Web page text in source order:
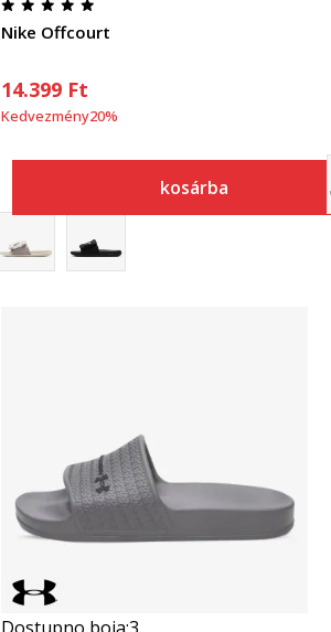
Nike Offcourt
14.399 Ft
Kedvezmény20%
kosárba
Összehasonlítás